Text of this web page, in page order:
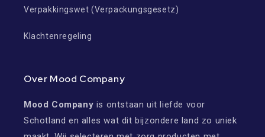
Verpakkingswet (Verpackungsgesetz)
Klachtenregeling
Over Mood Company
Mood Company is ontstaan uit liefde voor
Schotland en alles wat dit bijzondere land zo uniek